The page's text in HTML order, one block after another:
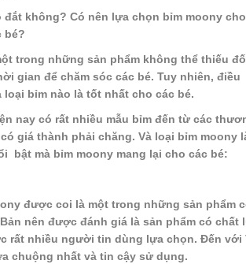
đắt không? Có nên lựa chọn bỉm moony
bé?
trong những sản phẩm không thể thiếu
gian để chăm sóc các bé. Tuy nhiên,
loại bỉm nào là tốt nhất cho các bé.
nay có rất nhiều mẫu bỉm đến từ các
giá thành phải chăng. Và loại bỉm
bật mà bỉm moony mang lại cho các bé:
được coi là một trong những sản phẩm
nên được đánh giá là sản phẩm có
rất nhiều người tin dùng lựa chọn. Đến với
chuộng nhất và tin cậy sử dụng.